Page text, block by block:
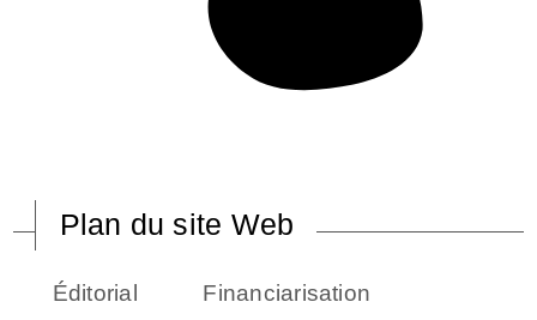
Plan du site Web
Éditorial Financiarisation